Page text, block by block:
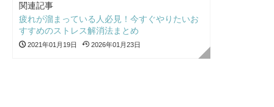
関連記事
疲れが溜まっている人必見！今すぐやりたいお
すすめのストレス解消法まとめ
2021年01月19日 2026年01月23日